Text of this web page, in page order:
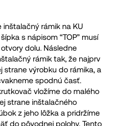
inštalačný rámik na KU
s nápisom “TOP” musí
dolu. Následne
rámik tak, že najprv
strane výrobku do rámika, a
spodnú časť.
vložíme do malého
strane inštalačného
z jeho lôžka a pridržíme
do pôvodnej polohy. Tento